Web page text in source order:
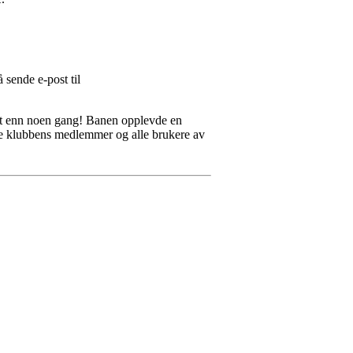
sende e-post til
noen gang! Banen opplevde en
medlemmer og alle brukere av